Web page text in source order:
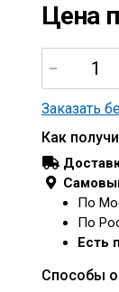
Цена
Заказать
Как
По
По
Есть
Способы